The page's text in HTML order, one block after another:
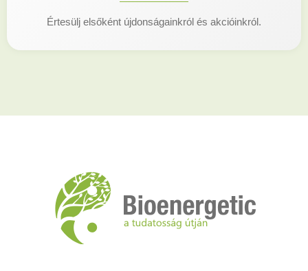
Értesülj elsőként újdonságainkról és akcióinkról.